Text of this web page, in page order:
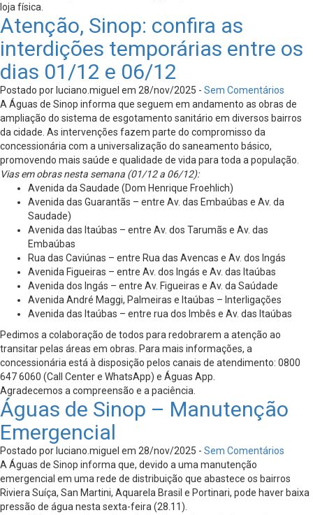
loja física.
Atenção, Sinop: confira as
interdições temporárias entre os
dias 01/12 e 06/12
Postado por luciano.miguel em 28/nov/2025 - Sem Comentários
A Águas de Sinop informa que seguem em andamento as obras de
ampliação do sistema de esgotamento sanitário em diversos bairros
da cidade. As intervenções fazem parte do compromisso da
concessionária com a universalização do saneamento básico,
promovendo mais saúde e qualidade de vida para toda a população.
Vias em obras nesta semana (01/12 a 06/12):
Avenida da Saudade (Dom Henrique Froehlich)
Avenida das Guarantãs – entre Av. das Embaúbas e Av. da
Saudade)
Avenida das Itaúbas – entre Av. dos Tarumãs e Av. das
Embaúbas
Rua das Caviúnas – entre Rua das Avencas e Av. dos Ingás
Avenida Figueiras – entre Av. dos Ingás e Av. das Itaúbas
Avenida dos Ingás – entre Av. Figueiras e Av. da Saúdade
Avenida André Maggi, Palmeiras e Itaúbas – Interligações
Avenida das Itaúbas – entre rua dos Imbês e Av. das Itaúbas
Pedimos a colaboração de todos para redobrarem a atenção ao
transitar pelas áreas em obras. Para mais informações, a
concessionária está à disposição pelos canais de atendimento: 0800
647 6060 (Call Center e WhatsApp) e Águas App.
Agradecemos a compreensão e a paciência.
Águas de Sinop – Manutenção
Emergencial
Postado por luciano.miguel em 28/nov/2025 - Sem Comentários
A Águas de Sinop informa que, devido a uma manutenção
emergencial em uma rede de distribuição que abastece os bairros
Riviera Suíça, San Martini, Aquarela Brasil e Portinari, pode haver baixa
pressão de água nesta sexta-feira (28.11).